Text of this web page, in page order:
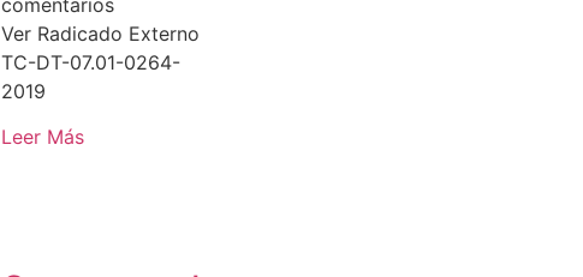
comentarios
Ver Radicado Externo
TC-DT-07.01-0264-
2019
Leer Más